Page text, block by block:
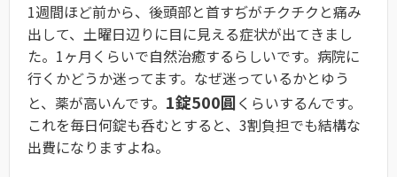
1週間ほど前から、後頭部と首すぢがチクチクと痛み
出して、土曜日辺りに目に見える症状が出てきまし
た。1ヶ月くらいで自然治癒するらしいです。病院に
行くかどうか迷ってます。なぜ迷っているかとゆう
と、薬が高いんです。 1錠500圓くらいするんです。
これを毎日何錠も呑むとすると、3割負担でも結構な
出費になりますよね。